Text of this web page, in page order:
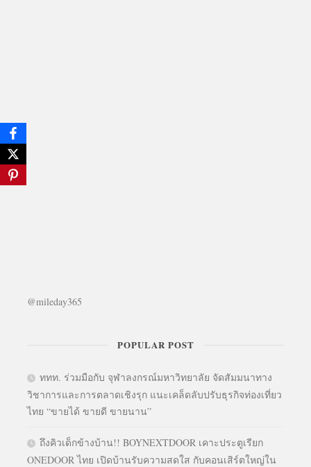
@mileday365
POPULAR POST
ททท. ร่วมมือกับ จุฬาลงกรณ์มหาวิทยาลัย จัดสัมมนาทาง
วิชาการและการตลาดเชิงรุก แนะเคล็ดลับปรับธุรกิจท่องเที่ยว
ไทย “ขายได้ ขายดี ขายนาน”
ถึงคิวเด็กข้างบ้าน!! BOYNEXTDOOR เคาะประตูเรียก
ONEDOOR ไทย เปิดบ้านรับความสดใส กับคอนเสิร์ตใหญ่ใน